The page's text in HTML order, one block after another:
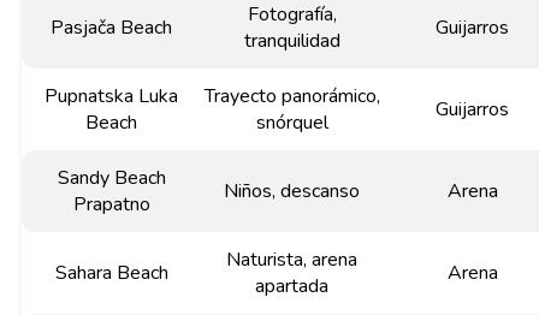
Pasjača Beach
Fotografía,
tranquilidad
Guijarros
Pupnatska Luka
Beach
Trayecto panorámico,
snórquel
Guijarros
Sandy Beach
Prapatno
Niños, descanso Arena
Sahara Beach
Naturista, arena
apartada
Arena